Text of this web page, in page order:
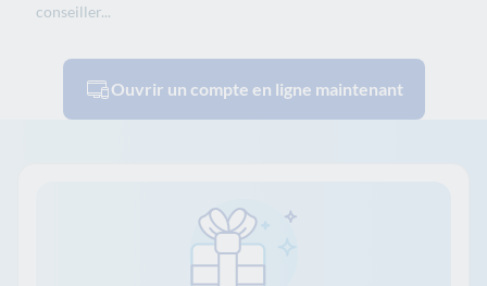
conseiller...
Ouvrir un compte en ligne maintenant